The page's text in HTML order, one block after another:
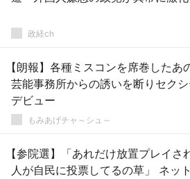
政経ch
【朗報】各種ミスコンを席巻したあ
芸能事務所からの誘いを断りセク
デビュー
もみあげチャ～シュ～
【参院選】「あれだけ放置プレイさ
人が自民に投票してるの草」 ネッ